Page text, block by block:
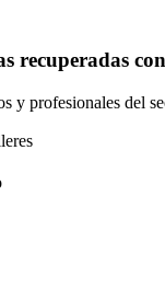
recuperadas
y profesionales del